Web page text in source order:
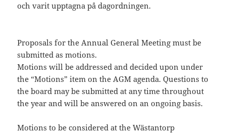
och varit upptagna på dagordningen.
Proposals for the Annual General Meeting must be
submitted as motions.
Motions will be addressed and decided upon under
the “Motions” item on the AGM agenda. Questions to
the board may be submitted at any time throughout
the year and will be answered on an ongoing basis.
Motions to be considered at the Wästantorp